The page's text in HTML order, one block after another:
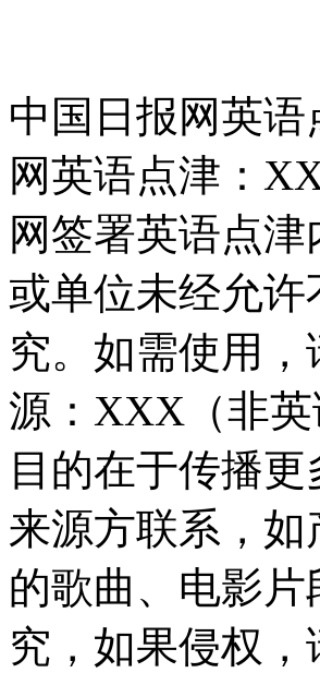
中国日报网英
网英语点津：
网签署英语点
或单位未经允
究。如需使用，
源：XXX（非
目的在于传播
来源方联系，
的歌曲、电影
究，如果侵权